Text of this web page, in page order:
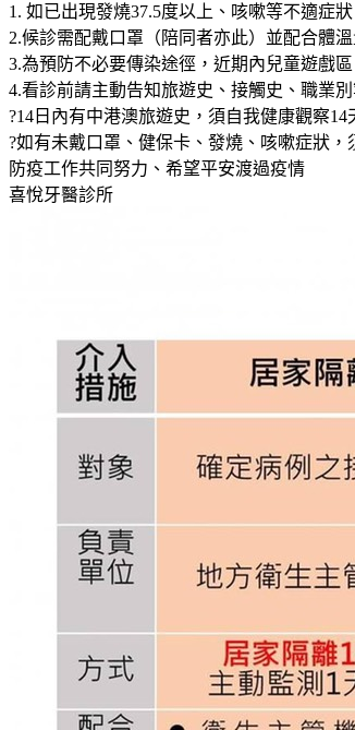
1. 如已出現發燒37.5度以上、咳嗽等不適症
2.候診需配戴口罩（陪同者亦此）並配合體
3.為預防不必要傳染途徑，近期內兒童遊戲
4.看診前請主動告知旅遊史、接觸史、職業
?14日內有中港澳旅遊史，須自我健康觀察
?如有未戴口罩、健保卡、發燒、咳嗽症狀，
防疫工作共同努力、希望平安渡過疫情
喜悅牙醫診所